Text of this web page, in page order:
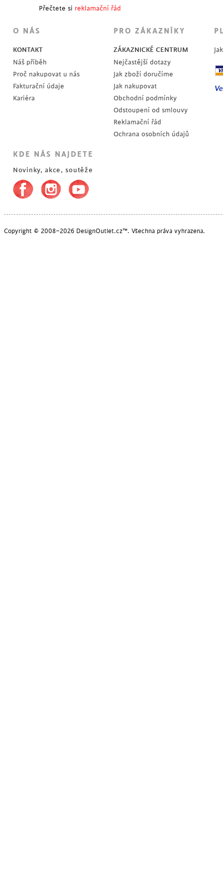
Přečtete si reklamační řád
O NÁS
KONTAKT
Náš příběh
Proč nakupovat u nás
Fakturační údaje
Kariéra
PRO ZÁKAZNÍKY
ZÁKAZNICKÉ CENTRUM
Nejčastější dotazy
Jak zboží doručíme
Jak nakupovat
Obchodní podmínky
Odstoupení od smlouvy
Reklamační řád
Ochrana osobních údajů
KDE NÁS NAJDETE
Novinky, akce, soutěže
Copyright © 2008–2026 DesignOutlet.cz™. Všechna práva vyhrazena.